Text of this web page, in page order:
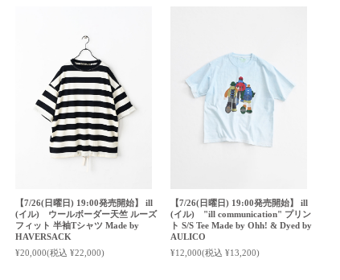
【7/26(日曜日) 19:00発売開始】 ill
(イル) ウールボーダー天竺 ルーズ
フィット 半袖Tシャツ Made by
HAVERSACK
¥20,000(税込 ¥22,000)
【7/26(日曜日) 19:00発売開始】 ill
(イル) "ill communication" プリン
ト S/S Tee Made by Ohh! & Dyed by
AULICO
¥12,000(税込 ¥13,200)